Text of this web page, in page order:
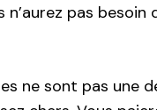
pas besoin
ne sont pas une